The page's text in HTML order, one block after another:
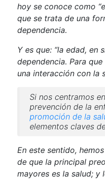
hoy se conoce como
que se trata de una
dependencia.
Y es que: “la edad, en
dependencia. Para
una interacción con la
Si nos centramos
prevención de la
promoción de la
elementos claves
En este sentido,
de que la principal
mayores es la salud; y